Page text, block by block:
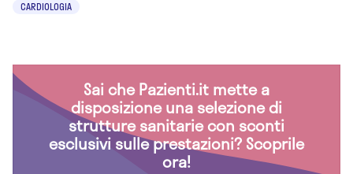
CARDIOLOGIA
Sai che Pazienti.it mette a
disposizione una selezione di
strutture sanitarie con sconti
esclusivi sulle prestazioni? Scoprile
ora!